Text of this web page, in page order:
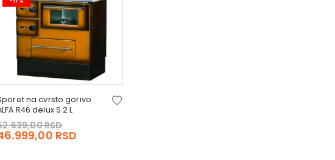
na cvrsto gorivo
ALFA R46 delux S 2 L
RSD
price
RSD